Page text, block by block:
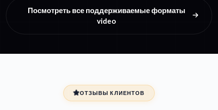
Посмотреть все поддерживаемые форматы
video
ОТЗЫВЫ КЛИЕНТОВ